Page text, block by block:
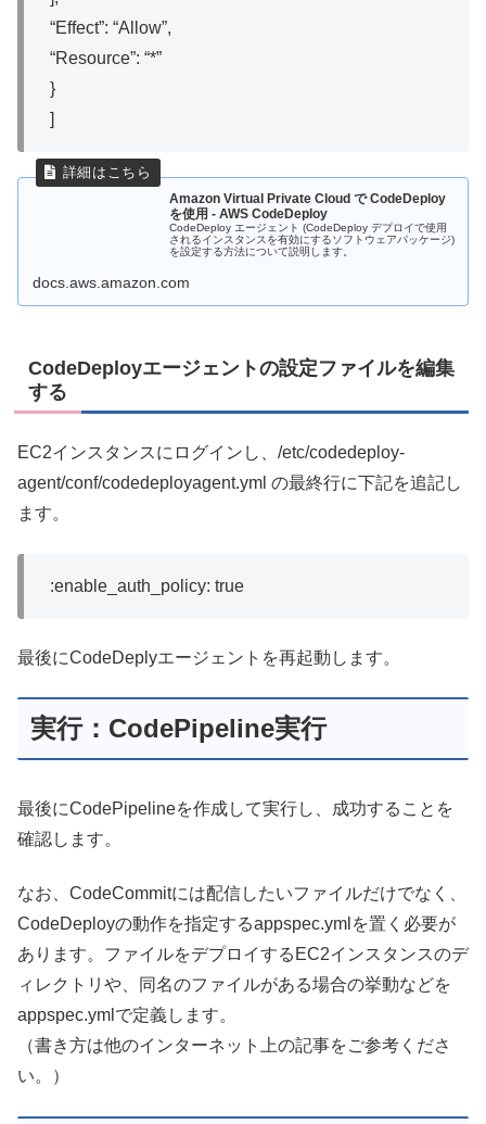
“Effect”: “Allow”,
“Resource”: “*”
}
]
Amazon Virtual Private Cloud で CodeDeploy
を使用 - AWS CodeDeploy
CodeDeploy エージェント (CodeDeploy デプロイで使用
されるインスタンスを有効にするソフトウェアパッケージ)
を設定する方法について説明します。
docs.aws.amazon.com
CodeDeployエージェントの設定ファイルを編集
する
EC2インスタンスにログインし、/etc/codedeploy-
agent/conf/codedeployagent.yml の最終行に下記を追記し
ます。
:enable_auth_policy: true
最後にCodeDeplyエージェントを再起動します。
実行：CodePipeline実行
最後にCodePipelineを作成して実行し、成功することを
確認します。
なお、CodeCommitには配信したいファイルだけでなく、
CodeDeployの動作を指定するappspec.ymlを置く必要が
あります。ファイルをデプロイするEC2インスタンスのデ
ィレクトリや、同名のファイルがある場合の挙動などを
appspec.ymlで定義します。
（書き方は他のインターネット上の記事をご参考くださ
い。）